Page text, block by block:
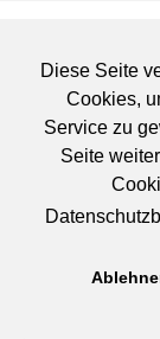
Diese Seite
Cookies,
Service zu
SeiteBRUTTO
PREISE